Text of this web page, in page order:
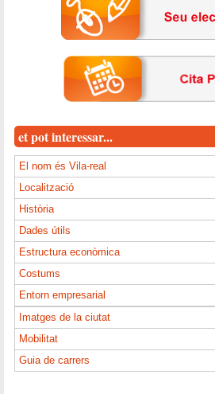
et pot interessar...
El nom és Vila-real
Localització
Història
Dades útils
Estructura econòmica
Costums
Entorn empresarial
Imatges de la ciutat
Mobilitat
Guia de carrers